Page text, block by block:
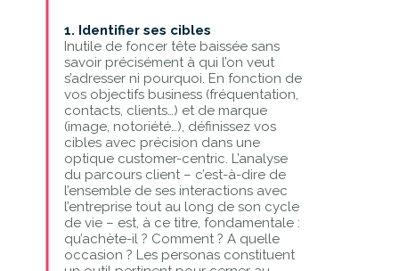
1. Identifier ses cibles
Inutile de foncer tête baissée sans
savoir précisément à qui l’on veut
s’adresser ni pourquoi. En fonction de
vos objectifs business (fréquentation,
contacts, clients…) et de marque
(image, notoriété…), définissez vos
cibles avec précision dans une
optique customer-centric. L’analyse
du parcours client – c’est-à-dire de
l’ensemble de ses interactions avec
l’entreprise tout au long de son cycle
de vie – est, à ce titre, fondamentale :
qu’achète-il ? Comment ? A quelle
occasion ? Les personas constituent